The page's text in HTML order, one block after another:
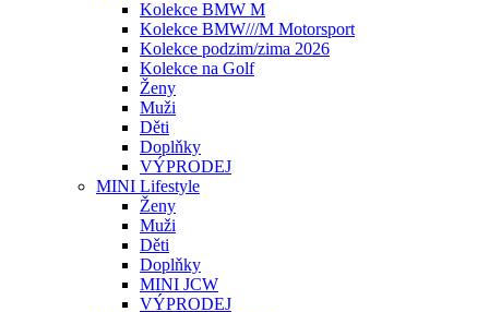
Kolekce BMW M
Kolekce BMW///M Motorsport
Kolekce podzim/zima 2026
Kolekce na Golf
Ženy
Muži
Děti
Doplňky
VÝPRODEJ
MINI Lifestyle
Ženy
Muži
Děti
Doplňky
MINI JCW
VÝPRODEJ